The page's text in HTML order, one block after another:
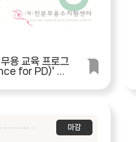
용 교육 프로그
for PD)' 안
마감